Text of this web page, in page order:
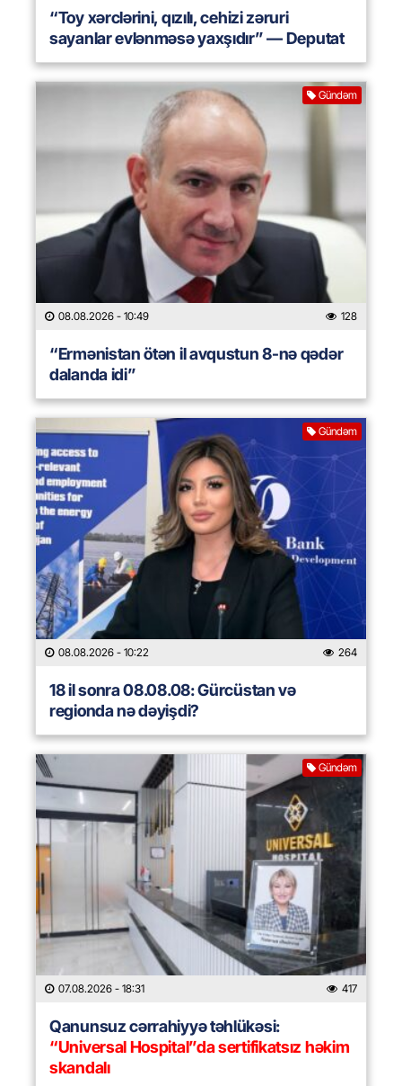
“Toy xərclərini, qızılı, cehizi zəruri
sayanlar evlənməsə yaxşıdır” — Deputat
Gündəm
08.08.2026 - 10:49 128
“Ermənistan ötən il avqustun 8-nə qədər
dalanda idi”
Gündəm
08.08.2026 - 10:22 264
18 il sonra 08.08.08: Gürcüstan və
regionda nə dəyişdi?
Gündəm
07.08.2026 - 18:31 417
Qanunsuz cərrahiyyə təhlükəsi:
“Universal Hospital”da sertifikatsız həkim
skandalı